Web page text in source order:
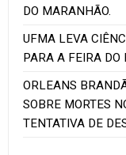
DO MARANHÃO.
UFMA LEVA
PARA A FEIRA DO
ORLEANS
SOBRE MORTES
TENTATIVA DE